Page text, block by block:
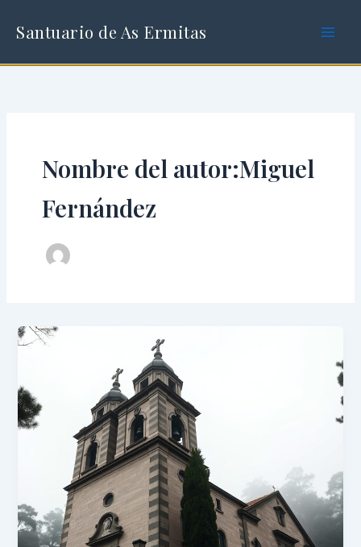
Santuario de As Ermitas
Nombre del autor:Miguel
Fernández